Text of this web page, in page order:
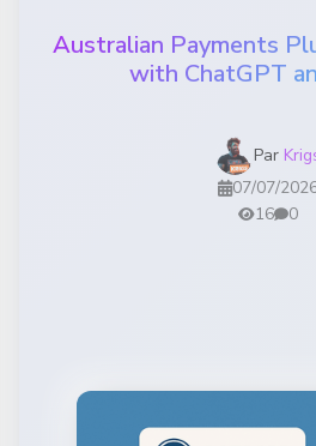
Australian Payments
with ChatGPT
Par
07/07/
16
0